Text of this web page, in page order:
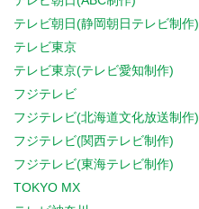
テレビ朝日(静岡朝日テレビ制作)
テレビ東京
テレビ東京(テレビ愛知制作)
フジテレビ
フジテレビ(北海道文化放送制作)
フジテレビ(関西テレビ制作)
フジテレビ(東海テレビ制作)
TOKYO MX